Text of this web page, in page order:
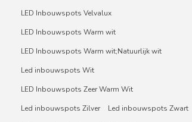
LED Inbouwspots Velvalux
LED Inbouwspots Warm wit
LED Inbouwspots Warm wit;Natuurlijk wit
Led inbouwspots Wit
LED Inbouwspots Zeer Warm Wit
Led inbouwspots Zilver
Led inbouwspots Zwart